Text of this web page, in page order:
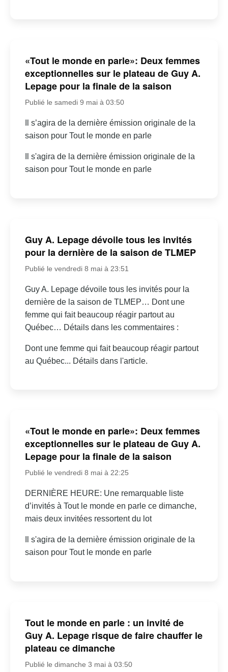
«Tout le monde en parle»: Deux femmes
exceptionnelles sur le plateau de Guy A.
Lepage pour la finale de la saison
Publié le samedi 9 mai à 03:50
Il s’agira de la dernière émission originale de la
saison pour Tout le monde en parle
Il s'agira de la dernière émission originale de la
saison pour Tout le monde en parle
Guy A. Lepage dévoile tous les invités
pour la dernière de la saison de TLMEP
Publié le vendredi 8 mai à 23:51
Guy A. Lepage dévoile tous les invités pour la
dernière de la saison de TLMEP… Dont une
femme qui fait beaucoup réagir partout au
Québec… Détails dans les commentaires :
Dont une femme qui fait beaucoup réagir partout
au Québec... Détails dans l'article.
«Tout le monde en parle»: Deux femmes
exceptionnelles sur le plateau de Guy A.
Lepage pour la finale de la saison
Publié le vendredi 8 mai à 22:25
DERNIÈRE HEURE: Une remarquable liste
d’invités à Tout le monde en parle ce dimanche,
mais deux invitées ressortent du lot
Il s'agira de la dernière émission originale de la
saison pour Tout le monde en parle
Tout le monde en parle : un invité de
Guy A. Lepage risque de faire chauffer le
plateau ce dimanche
Publié le dimanche 3 mai à 03:50